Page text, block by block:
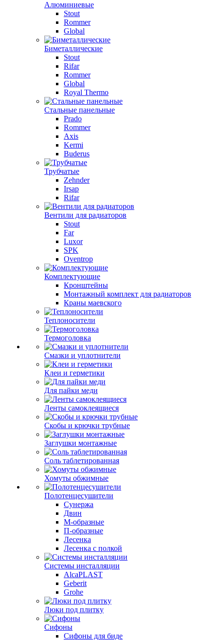
Алюминиевые
Stout
Rommer
Global
Биметаллические
Stout
Rifar
Rommer
Global
Royal Thermo
Стальные панельные
Prado
Rommer
Axis
Kermi
Buderus
Трубчатые
Zehnder
Irsap
Rifar
Вентили для радиаторов
Stout
Far
Luxor
SPK
Oventrop
Комплектующие
Кронштейны
Монтажный комплект для радиаторов
Краны маевского
Теплоносители
Термоголовка
Смазки и уплотнители
Клеи и герметики
Для пайки меди
Ленты самоклеящиеся
Скобы и крючки трубные
Заглушки монтажные
Соль таблетированная
Хомуты обжимные
Полотенцесушители
Сунержа
Двин
М-образные
П-образные
Лесенка
Лесенка с полкой
Системы инсталляции
AlcaPLAST
Geberit
Grohe
Люки под плитку
Сифоны
Сифoны для биде